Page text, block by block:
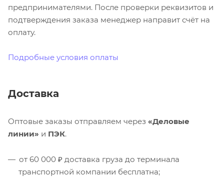
предпринимателями. После проверки реквизитов и
подтверждения заказа менеджер направит счёт на
оплату.
Подробные условия оплаты
Доставка
Оптовые заказы отправляем через «Деловые
линии» и ПЭК.
от 60 000 ₽ доставка груза до терминала
транспортной компании бесплатна;